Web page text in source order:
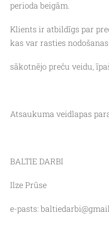
perioda beigām.
Klients ir atbildīgs par
kas var rasties
sākotnējo preču veidu,
Atsaukuma veidlapas
BALTIE DARBI
Ilze Prūse
e-pasts: